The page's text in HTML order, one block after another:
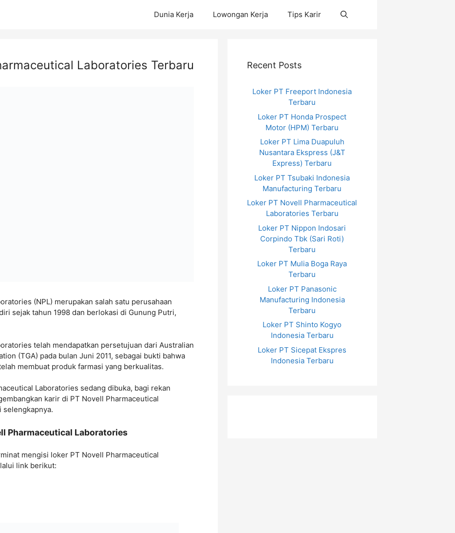
Dunia Kerja Lowongan Kerja Tips Karir
Laboratories Terbaru
(NPL) merupakan salah satu perusahaan
sejak tahun 1998 dan berlokasi di Gunung Putri,
telah mendapatkan persetujuan dari Australian
(TGA) pada bulan Juni 2011, sebagai bukti bahwa
membuat produk farmasi yang berkualitas.
Laboratories sedang dibuka, bagi rekan
karir di PT Novell Pharmaceutical
Pharmaceutical Laboratories
mengisi loker PT Novell Pharmaceutical
link berikut:
Recent Posts
Loker PT Freeport Indonesia
Terbaru
Loker PT Honda Prospect
Motor (HPM) Terbaru
Loker PT Lima Duapuluh
Nusantara Ekspress (J&T
Express) Terbaru
Loker PT Tsubaki Indonesia
Manufacturing Terbaru
Loker PT Novell Pharmaceutical
Laboratories Terbaru
Loker PT Nippon Indosari
Corpindo Tbk (Sari Roti)
Terbaru
Loker PT Mulia Boga Raya
Terbaru
Loker PT Panasonic
Manufacturing Indonesia
Terbaru
Loker PT Shinto Kogyo
Indonesia Terbaru
Loker PT Sicepat Ekspres
Indonesia Terbaru